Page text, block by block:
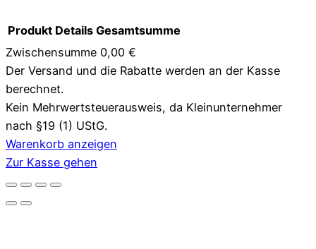
Produkte
im
Warenkorb
Produkt Details Gesamtsumme
Zwischensumme 0,00 €
Der Versand und die Rabatte werden an der Kasse
berechnet.
Kein Mehrwertsteuerausweis, da Kleinunternehmer
nach §19 (1) UStG.
Warenkorb anzeigen
Zur Kasse gehen